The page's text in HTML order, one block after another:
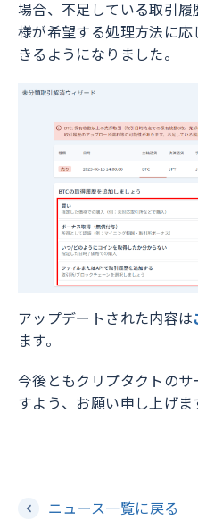
場合、不足している取引
様が希望する処理方法に
きるようになりました。
アップデートされた内容は
ます。
今後ともクリプタクトの
すよう、お願い申し上げま
ニュース一覧に戻る